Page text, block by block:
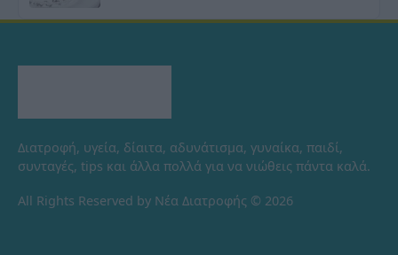
Διατροφή, υγεία, δίαιτα, αδυνάτισμα, γυναίκα, παιδί,
συνταγές, tips και άλλα πολλά για να νιώθεις πάντα καλά.
All Rights Reserved by Νέα Διατροφής © 2026